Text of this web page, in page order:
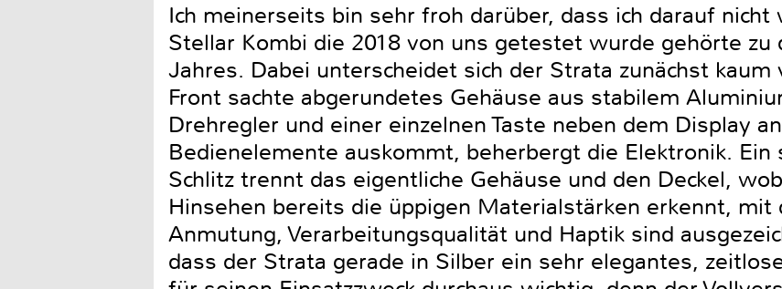
Ich meinerseits bin sehr froh darüber, dass ich darauf
Stellar Kombi die 2018 von uns getestet wurde gehörte
Jahres. Dabei unterscheidet sich der Strata zunächst kaum
Front sachte abgerundetes Gehäuse aus stabilem
Drehregler und einer einzelnen Taste neben dem Display
Bedienelemente auskommt, beherbergt die Elektronik. Ein
Schlitz trennt das eigentliche Gehäuse und den Deckel,
Hinsehen bereits die üppigen Materialstärken erkennt, mit
Anmutung, Verarbeitungsqualität und Haptik sind
dass der Strata gerade in Silber ein sehr elegantes,